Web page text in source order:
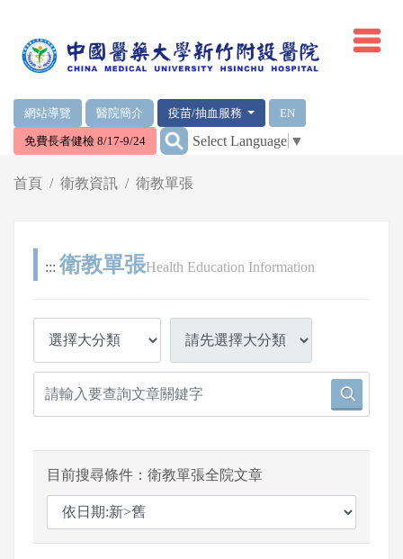
網站導覽 醫院簡介 疫苗/抽血服務 EN
免費長者健檢 8/17-9/24 ::: Select Language ▼
首頁 衛教資訊 衛教單張
::: 衛教單張Health Education Information
目前搜尋條件：衛教單張全院文章